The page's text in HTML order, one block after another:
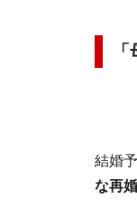
結婚
な再